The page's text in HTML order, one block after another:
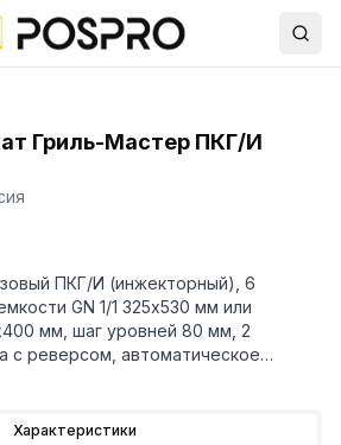
Гриль-Мастер ПКГ/И
ПКГ/И (инжекторный), 6
GN 1/1 325х530 мм или
мм, шаг уровней 80 мм, 2
с реверсом, автоматическое
в пределах 75-300С, система
впрыск, дверь
Характеристики